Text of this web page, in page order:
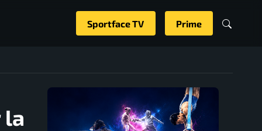
Sportface TV Prime
la